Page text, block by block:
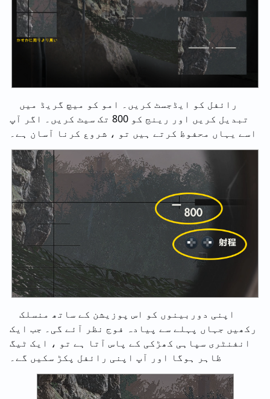
رائفل کو ایڈجسٹ کریں۔ امو کو میچ گریڈ میں
تبدیل کریں اور رینج کو 800 تک سیٹ کریں۔ اگر آپ
اسے یہاں محفوظ کرتے ہیں تو ، شروع کرنا آسان ہے۔
اپنی دوربینوں کو اس پوزیشن کے ساتھ منسلک
رکھیں جہاں پہلے سے پیادہ فوج نظر آئے گی۔ جب ایک
انفنٹری سپاہی کھڑکی کے پاس آتا ہے تو ، ایک ٹیگ
ظاہر ہوگا اور آپ اپنی رائفل پکڑ سکیں گے۔